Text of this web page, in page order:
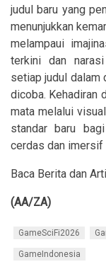
judul baru yang
menunjukkan
melampaui
terkini dan
setiap judul dalam
dicoba. Kehadiran
mata melalui
standar baru
cerdas dan imersif
Baca Berita dan
(AA/ZA)
GameSciFi2026
GameIndonesia